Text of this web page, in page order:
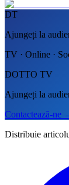
DT
Ajungeți la
TV · Online ·
DOTTO TV
Ajungeți la
Contactează-ne
Distribuie